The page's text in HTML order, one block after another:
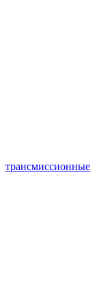
трансмиссионные